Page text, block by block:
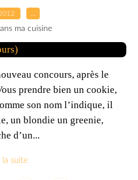
ma cuisine
concours, après le
prendre bien un cookie,
son nom l’indique, il
un blondie un greenie,
d’un...
la suite